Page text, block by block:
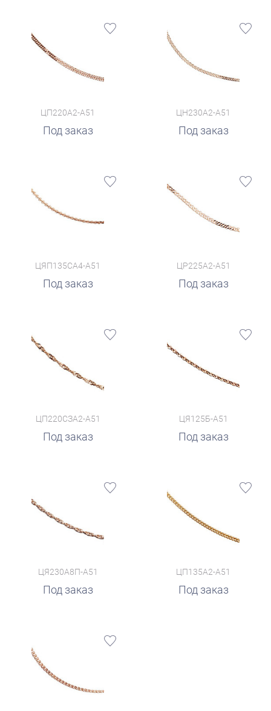
ЦП220А2-А51
Под заказ
ЦН230А2-А51
Под заказ
ЦЯП135СА4-А51
Под заказ
ЦР225А2-А51
Под заказ
ЦП220СЗА2-А51
Под заказ
ЦЯ125Б-А51
Под заказ
ЦЯ230А8П-А51
Под заказ
ЦП135А2-А51
Под заказ